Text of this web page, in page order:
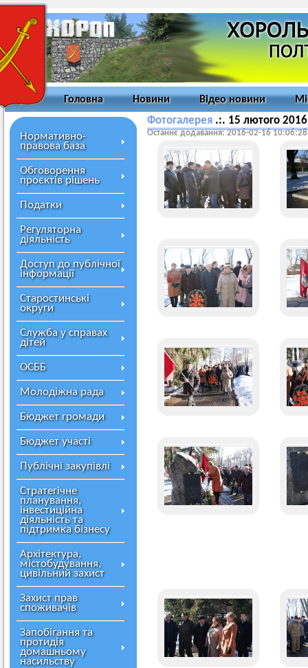
Головна Новини Відео новини
Нормативно-
правова база
Обговорення
проєктів рішень
Податки
Регуляторна
діяльність
Доступ до публічної
інформації
Старостинські
округи
Служба у справах
дітей
ОСББ
Молодіжна рада
Бюджет громади
Бюджет участі
Публічні закупівлі
Стратегічне
планування,
інвестиційна
діяльність та
підтримка бізнесу
Архітектура,
містобудування,
цивільний захист
Захист прав
споживачів
Запобігання та
протидія
домашньому
насильству
Фотогалерея .:. 15 лютого
Останнє додавання: 2016-02-16 10:06:28